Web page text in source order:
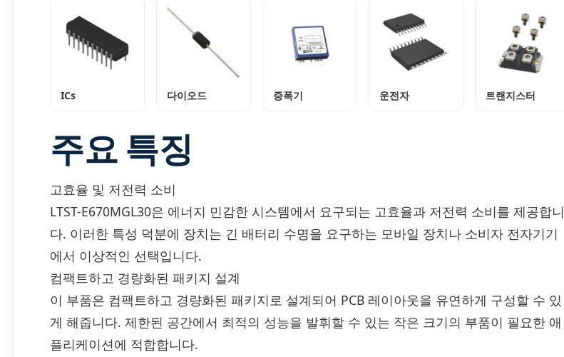
ICs 다이오드 증폭기 운전자 트랜지스터
주요 특징
고효율 및 저전력 소비
LTST-E670MGL30은 에너지 민감한 시스템에서 요구되는 고효율과 저전력 소비를 제공합니
다. 이러한 특성 덕분에 장치는 긴 배터리 수명을 요구하는 모바일 장치나 소비자 전자기기
에서 이상적인 선택입니다.
컴팩트하고 경량화된 패키지 설계
이 부품은 컴팩트하고 경량화된 패키지로 설계되어 PCB 레이아웃을 유연하게 구성할 수 있
게 해줍니다. 제한된 공간에서 최적의 성능을 발휘할 수 있는 작은 크기의 부품이 필요한 애
플리케이션에 적합합니다.